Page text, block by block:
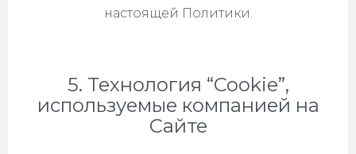
настоящей Политики.
5. Технология “Cookie”,
используемые компанией на
Сайте